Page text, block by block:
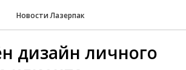
Новости Лазерпак
дизайн личного